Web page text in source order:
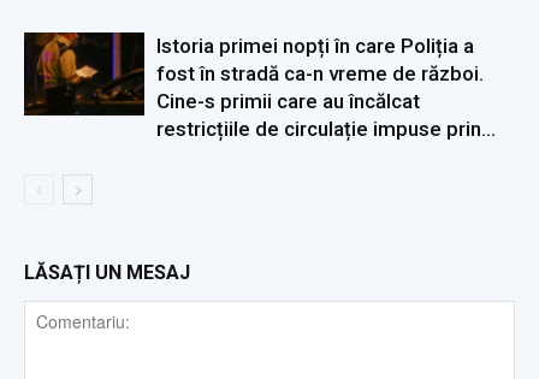
Istoria primei nopți în care Poliția a
fost în stradă ca-n vreme de război.
Cine-s primii care au încălcat
restricțiile de circulație impuse prin...
LĂSAȚI UN MESAJ